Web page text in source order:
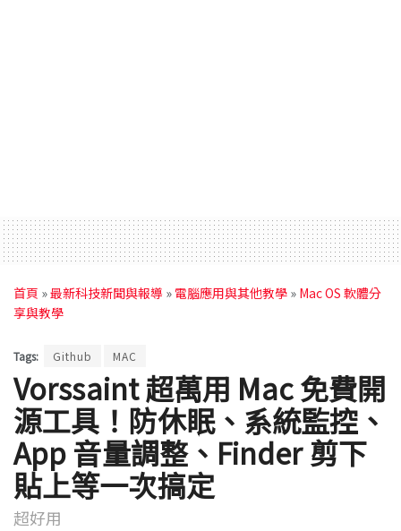
首頁 »最新科技新聞與報導 » 電腦應用與其他教學 » Mac OS 軟體分
享與教學
Tags: Github MAC
Vorssaint 超萬用 Mac 免費開
源工具！防休眠、系統監控、
App 音量調整、Finder 剪下
貼上等一次搞定
超好用